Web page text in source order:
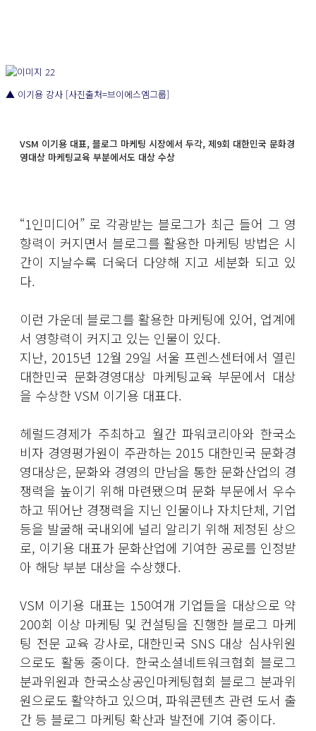
▲ 이기용 강사 [사진출처=브이에스엠그룹]
VSM 이기용 대표, 블로그 마케팅 시장에서 두각, 제9회 대한민국 문화경
영대상 마케팅교육 부분에서도 대상 수상
“1인미디어” 로 각광받는 블로그가 최근 들어 그 영
향력이 커지면서 블로그를 활용한 마케팅 방법은 시
간이 지날수록 더욱더 다양해 지고 세분화 되고 있
다.
이런 가운데 블로그를 활용한 마케팅에 있어, 업계에
서 영향력이 커지고 있는 인물이 있다.
지난, 2015년 12월 29일 서울 프렌스센터에서 열린
대한민국 문화경영대상 마케팅교육 부문에서 대상
을 수상한 VSM 이기용 대표다.
헤럴드경제가 주최하고 월간 파워코리아와 한국소
비자 경영평가원이 주관하는 2015 대한민국 문화경
영대상은, 문화와 경영의 만남을 통한 문화산업의 경
쟁력을 높이기 위해 마련됐으며 문화 부문에서 우수
하고 뛰어난 경쟁력을 지닌 인물이나 자치단체, 기업
등을 발굴해 국내외에 널리 알리기 위해 제정된 상으
로, 이기용 대표가 문화산업에 기여한 공로를 인정받
아 해당 부분 대상을 수상했다.
VSM 이기용 대표는 150여개 기업들을 대상으로 약
200회 이상 마케팅 및 컨설팅을 진행한 블로그 마케
팅 전문 교육 강사로, 대한민국 SNS 대상 심사위원
으로도 활동 중이다. 한국소셜네트워크협회 블로그
분과위원과 한국소상공인마케팅협회 블로그 분과위
원으로도 활약하고 있으며, 파워콘텐츠 관련 도서 출
간 등 블로그 마케팅 확산과 발전에 기여 중이다.